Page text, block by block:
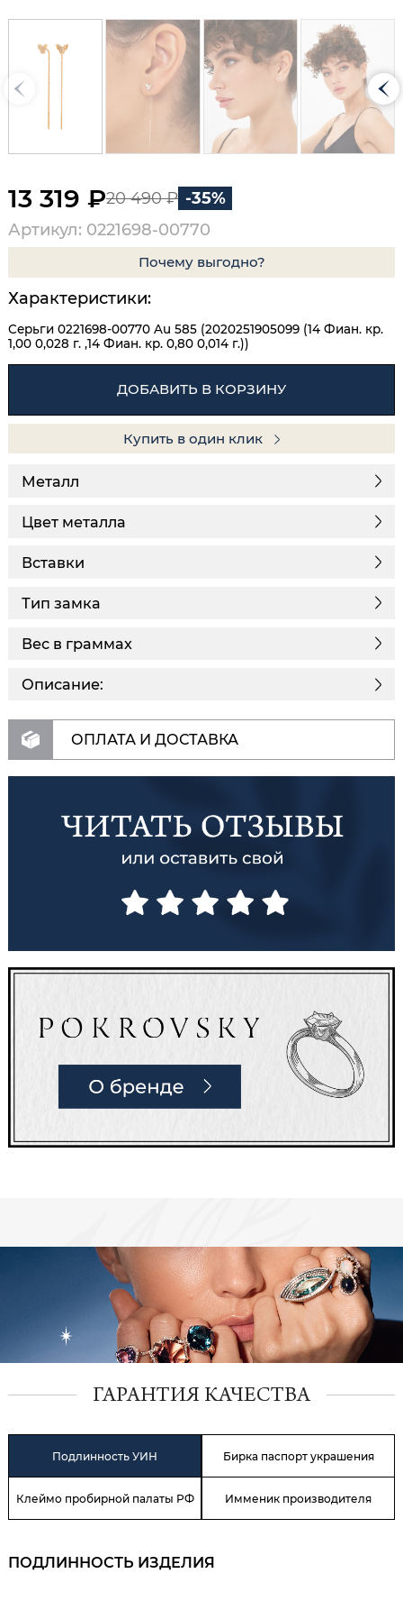
13 319 ₽20 490 ₽ -35%
Артикул: 0221698-00770
Почему выгодно?
Характеристики:
Серьги 0221698-00770 Au 585 (2020251905099 (14 Фиан. кр.
1,00 0,028 г. ,14 Фиан. кр. 0,80 0,014 г.))
ДОБАВИТЬ В КОРЗИНУ
Купить в один клик
Металл
Цвет металла
Вставки
Тип замка
Описание:
Вес в граммах
ОПЛАТА И ДОСТАВКА
ГАРАНТИЯ КАЧЕСТВА
Подлинность УИН Бирка паспорт украшения
Клеймо пробирной палаты РФ Имменик производителя
ПОДЛИННОСТЬ ИЗДЕЛИЯ